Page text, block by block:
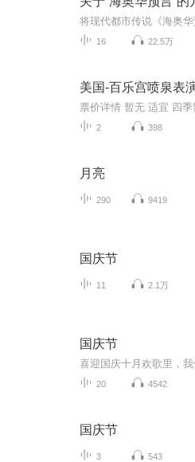
16 22.5万
美国-百乐宫喷泉表
2 398
月亮
290 9419
国庆节
11 2.1万
国庆节
20 4542
国庆节
3 543